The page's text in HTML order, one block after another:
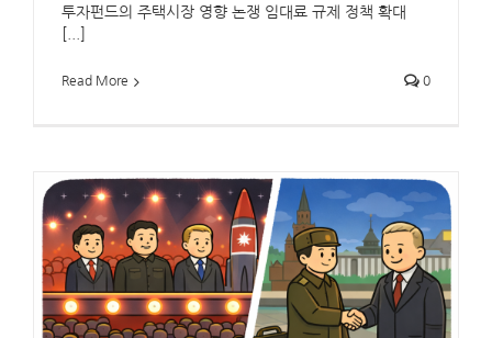
투자펀드의 주택시장 영향 논쟁 임대료 규제 정책 확대
Read More 0